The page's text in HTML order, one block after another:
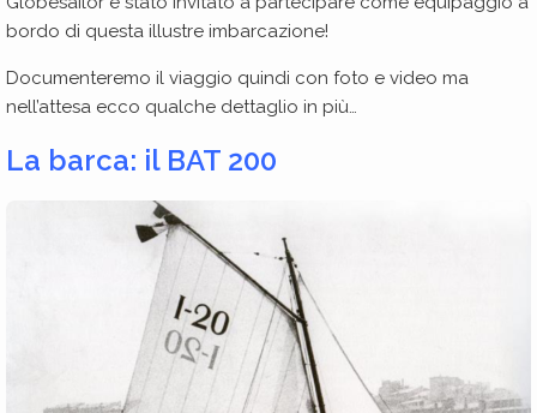
bordo di questa illustre imbarcazione!
Documenteremo il viaggio quindi con foto e video ma
nell’attesa ecco qualche dettaglio in più…
La barca: il BAT 200